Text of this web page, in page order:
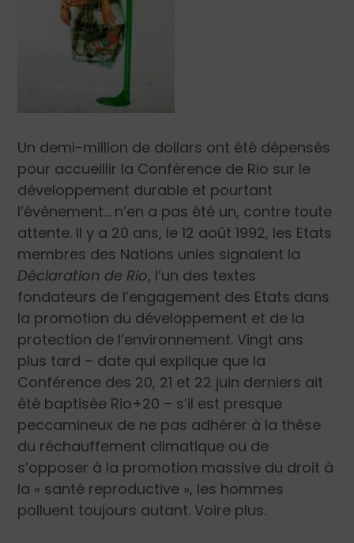
Un demi-million de dollars ont été dépensés
pour accueillir la Conférence de Rio sur le
développement durable et pourtant
l’évènement… n’en a pas été un, contre toute
attente. Il y a 20 ans, le 12 août 1992, les Etats
membres des Nations unies signaient la
Déclaration de Rio, l’un des textes
fondateurs de l’engagement des Etats dans
la promotion du développement et de la
protection de l’environnement. Vingt ans
plus tard – date qui explique que la
Conférence des 20, 21 et 22 juin derniers ait
été baptisée Rio+20 – s’il est presque
peccamineux de ne pas adhérer à la thèse
du réchauffement climatique ou de
s’opposer à la promotion massive du droit à
la « santé reproductive », les hommes
polluent toujours autant. Voire plus.